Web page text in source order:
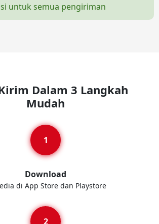
untuk semua pengiriman
Dalam 3 Langkah
Mudah
Download
di App Store dan Playstore